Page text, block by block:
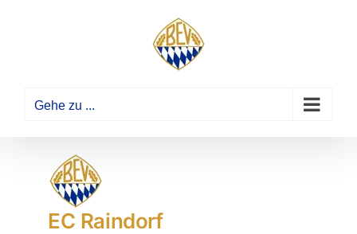
Gehe zu ...
EC Raindorf